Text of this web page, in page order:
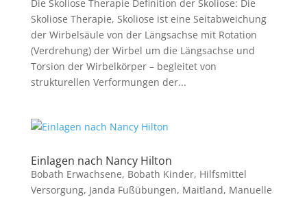
Die Skoliose Therapie Definition der Skoliose: Die
Skoliose Therapie, Skoliose ist eine Seitabweichung
der Wirbelsäule von der Längsachse mit Rotation
(Verdrehung) der Wirbel um die Längsachse und
Torsion der Wirbelkörper – begleitet von
strukturellen Verformungen der...
Einlagen nach Nancy Hilton
Bobath Erwachsene, Bobath Kinder, Hilfsmittel
Versorgung, Janda Fußübungen, Maitland, Manuelle